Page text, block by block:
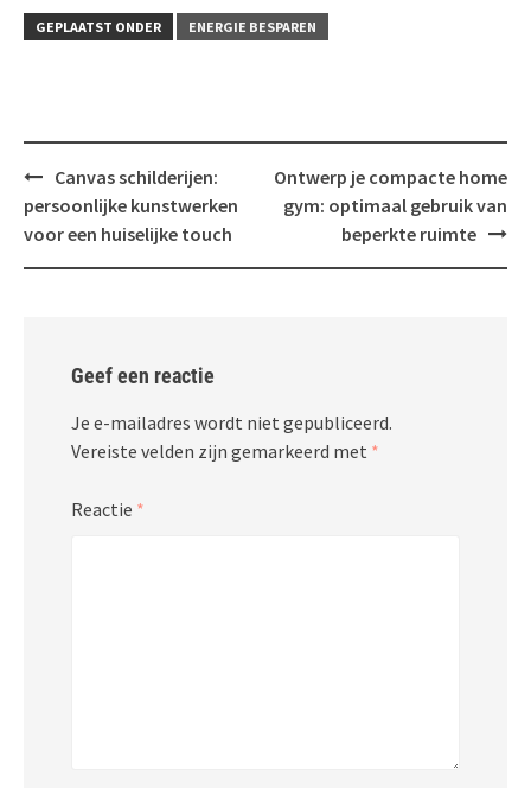
GEPLAATST ONDER ENERGIE BESPAREN
Bericht
navigatie
Canvas schilderijen:
persoonlijke kunstwerken
voor een huiselijke touch
Ontwerp je compacte home
gym: optimaal gebruik van
beperkte ruimte
Geef een reactie
Je e-mailadres wordt niet gepubliceerd.
Vereiste velden zijn gemarkeerd met *
Reactie *